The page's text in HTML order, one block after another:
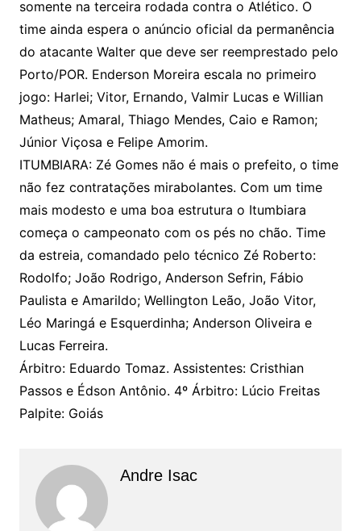
somente na terceira rodada contra o Atlético. O
time ainda espera o anúncio oficial da permanência
do atacante Walter que deve ser reemprestado pelo
Porto/POR. Enderson Moreira escala no primeiro
jogo: Harlei; Vitor, Ernando, Valmir Lucas e Willian
Matheus; Amaral, Thiago Mendes, Caio e Ramon;
Júnior Viçosa e Felipe Amorim.
ITUMBIARA: Zé Gomes não é mais o prefeito, o time
não fez contratações mirabolantes. Com um time
mais modesto e uma boa estrutura o Itumbiara
começa o campeonato com os pés no chão. Time
da estreia, comandado pelo técnico Zé Roberto:
Rodolfo; João Rodrigo, Anderson Sefrin, Fábio
Paulista e Amarildo; Wellington Leão, João Vitor,
Léo Maringá e Esquerdinha; Anderson Oliveira e
Lucas Ferreira.
Árbitro: Eduardo Tomaz. Assistentes: Cristhian
Passos e Édson Antônio. 4º Árbitro: Lúcio Freitas
Palpite: Goiás
Andre Isac